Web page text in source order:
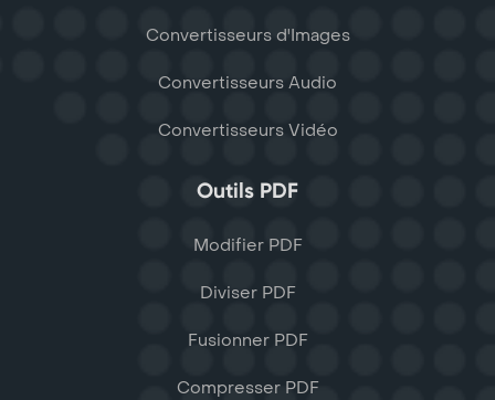
Convertisseurs d'Images
Convertisseurs Audio
Convertisseurs Vidéo
Outils PDF
Modifier PDF
Diviser PDF
Fusionner PDF
Compresser PDF